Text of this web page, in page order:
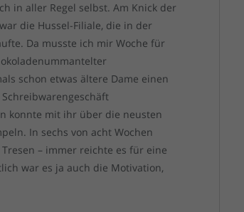
in aller Regel selbst. Am Knick der
die Hussel-Filiale, die in der
Da musste ich mir Woche für
schon etwas ältere Dame einen
konnte mit ihr über die neusten
In sechs von acht Wochen
– immer reichte es für eine
war es ja auch die Motivation,